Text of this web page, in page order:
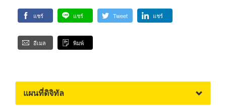
แชร์ แชร์ Tweet แชร์
อีเมล พิมพ์
แผนที่ดิจิทัล